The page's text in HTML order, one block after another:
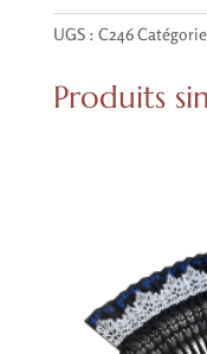
naturel
UGS : C246
Produits